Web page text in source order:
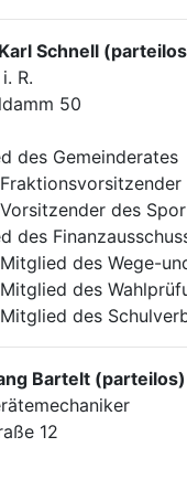
Schnell
R.
50
des Gemeinderates
des
des
des Wege-
des
des
Bartelt (parteilos)
12